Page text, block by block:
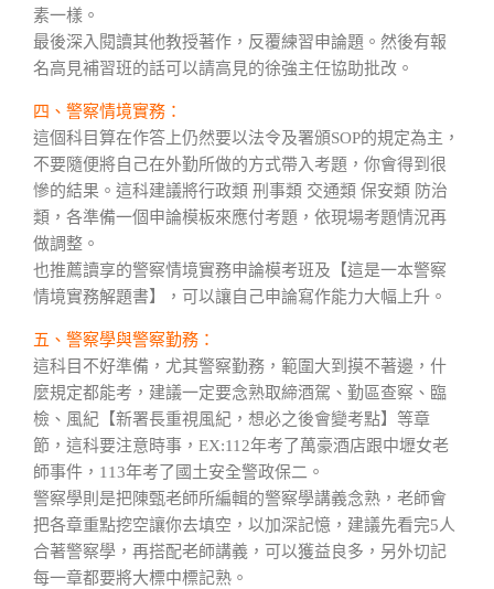
素一樣。
最後深入閱讀其他教授著作，反覆練習申論題。然後有報
名高見補習班的話可以請高見的徐強主任協助批改。
四、警察情境實務：
這個科目算在作答上仍然要以法令及署頒SOP的規定為主，
不要隨便將自己在外勤所做的方式帶入考題，你會得到很
慘的結果。這科建議將行政類 刑事類 交通類 保安類 防治
類，各準備一個申論模板來應付考題，依現場考題情況再
做調整。
也推薦讀享的警察情境實務申論模考班及【這是一本警察
情境實務解題書】，可以讓自己申論寫作能力大幅上升。
五、警察學與警察勤務：
這科目不好準備，尤其警察勤務，範圍大到摸不著邊，什
麼規定都能考，建議一定要念熟取締酒駕、勤區查察、臨
檢、風紀【新署長重視風紀，想必之後會變考點】等章
節，這科要注意時事，EX:112年考了萬豪酒店跟中壢女老
師事件，113年考了國土安全警政保二。
警察學則是把陳甄老師所編輯的警察學講義念熟，老師會
把各章重點挖空讓你去填空，以加深記憶，建議先看完5人
合著警察學，再搭配老師講義，可以獲益良多，另外切記
每一章都要將大標中標記熟。